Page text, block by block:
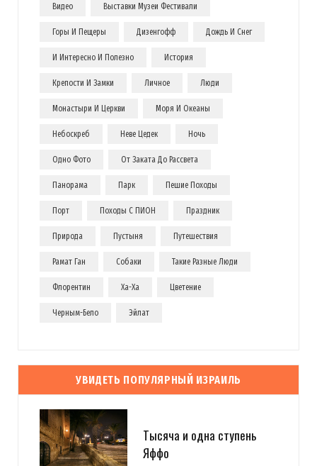
Видео Выставки Музеи Фестивали
Горы И Пещеры Дизенгофф Дождь И Снег
И Интересно И Полезно История
Крепости И Замки Личное Люди
Монастыри И Церкви Моря И Океаны
Небоскреб Неве Цедек Ночь
Одно Фото От Заката До Рассвета
Панорама Парк Пешие Походы
Порт Походы С ПИОН Праздник
Природа Пустыня Путешествия
Рамат Ган Собаки Такие Разные Люди
Флорентин Ха-Ха Цветение
Черным-Бело Эйлат
УВИДЕТЬ ПОПУЛЯРНЫЙ ИЗРАИЛЬ
Тысяча и одна ступень
Яффо